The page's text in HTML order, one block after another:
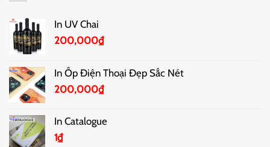
In UV Chai
200,000₫
In Ốp Điện Thoại Đẹp Sắc Nét
200,000₫
In Catalogue
1₫